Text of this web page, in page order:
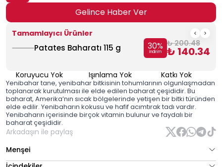
Gelince Haber Ver
Tamamlayıcı Ürünler
Patates Baharatı 115 g 30%
İndirim
₺ 200.48
₺ 140.34
Koruyucu Yok Işınlama Yok Katkı Yok
Yenibahar tane, yenibahar bitkisinin tohumlarının olgunlaşmadan
toplanarak kurutulması ile elde edilen baharat çeşididir. Bu
baharat, Amerika’nın sıcak bölgelerinde yetişen bir bitki türünden
elde edilir. Yenibaharın kokusu ve hafif acımtırak tadı vardır.
Yenibaharın içerisinde birçok vitamin bulunur ve faydalı bir
baharat çeşididir.
Arkadaşın ile paylaş
Menşei